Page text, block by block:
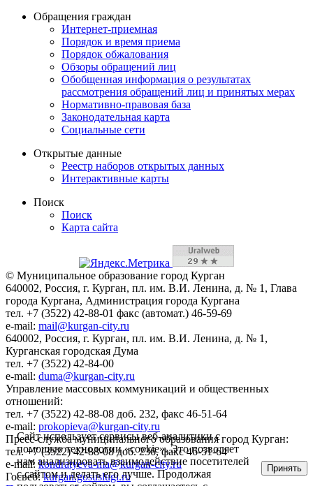
Обращения граждан
Интернет-приемная
Порядок и время приема
Порядок обжалования
Обзоры обращений лиц
Обобщенная информация о результатах
рассмотрения обращений лиц и принятых мерах
Нормативно-правовая база
Законодательная карта
Социальные сети
Открытые данные
Реестр наборов открытых данных
Интерактивные карты
Поиск
Поиск
Карта сайта
© Муниципальное образование город Курган
640002, Россия, г. Курган, пл. им. В.И. Ленина, д. № 1, Глава
города Кургана, Администрация города Кургана
тел. +7 (3522) 42-88-01 факс (автомат.) 46-59-69
e-mail: mail@kurgan-city.ru
640002, Россия, г. Курган, пл. им. В.И. Ленина, д. № 1,
Курганская городская Дума
тел. +7 (3522) 42-84-00
e-mail: duma@kurgan-city.ru
Управление массовых коммуникаций и общественных
отношений:
тел. +7 (3522) 42-88-08 доб. 232, факс 46-51-64
e-mail: prokopieva@kurgan-city.ru
Пресс-служба муниципального образования город Курган:
тел. +7 (3522) 42-88-08 доб. 236, факс 46-51-64
e-mail:kondratyeva-ma@kurgan-city.ru
Госвеб:kurgan.gosuslugi.ru
Сайт использует сервисы веб-аналитики с
помощью технологии «cookie». Это позволяет
нам анализировать взаимодействие посетителей
с сайтом и делать его лучше. Продолжая
Принять